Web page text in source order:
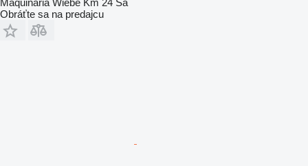
Obráťte sa na predajcu